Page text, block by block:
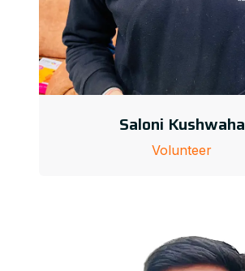
Saloni Kushwaha
Volunteer